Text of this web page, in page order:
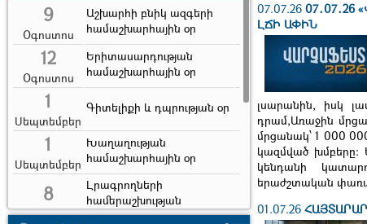
9
Օգոստոս
Աշխարհի բնիկ ազգերի
համաշխարհային օր
12
Օգոստոս
Երիտասարդության
համաշխարհային օր
1
Սեպտեմբեր
Գիտելիքի և դպրության օր
1
Սեպտեմբեր
Խաղաղության
համաշխարհային օր
8
Սեպտեմբեր
Լրագրողների
համերաշխության
միջազգային օր
07.07.26
ԼՃԻ ԱՓԻՆ
լսարանին, իսկ
դրամ,Առաջին
մրցանակ՝ 1 000
կազմված խմբերը:
կենդանի
երաժշտական
01.07.26